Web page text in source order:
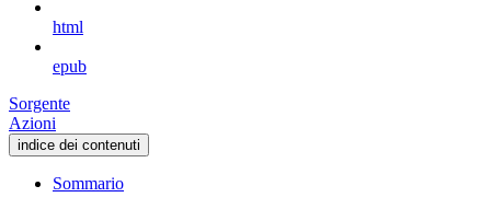
html
epub
Sorgente
Azioni
indice dei contenuti
Sommario